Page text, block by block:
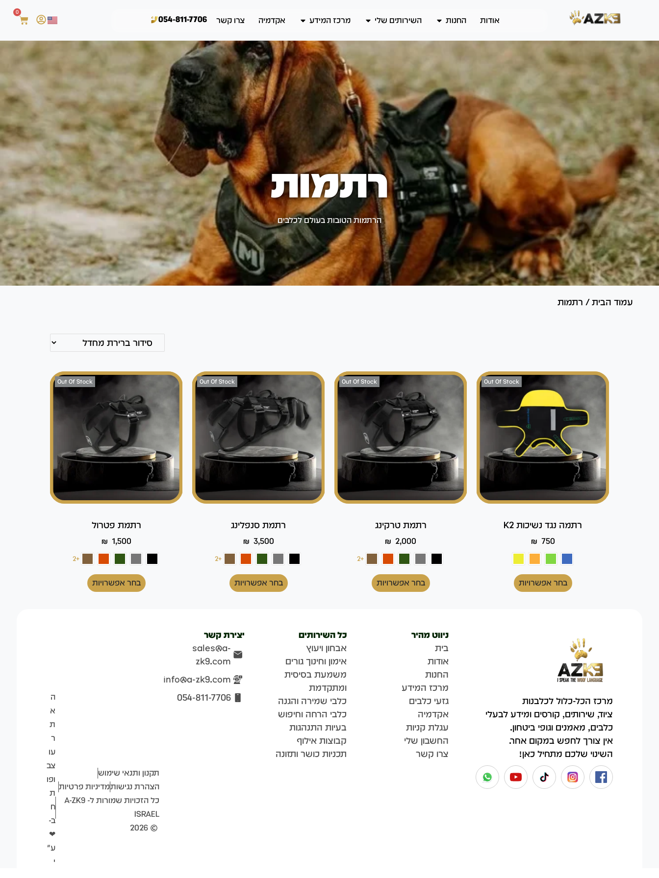
אודות החנות השירותים שלי מרכז המידע אקדמיה צרו קשר 054-811-7706
0
רתמות
הרתמות הטובות בעולם לכלבים
עמוד הבית / רתמות
Out Of Stock
רתמה נגד נשיכות K2
₪ 750
בחר אפשרויות
Out Of Stock
רתמת טרקינג
₪ 2,000
+2
בחר אפשרויות
Out Of Stock
רתמת סנפלינג
₪ 3,500
+2
בחר אפשרויות
Out Of Stock
רתמת פטרול
₪ 1,500
+2
בחר אפשרויות
מרכז הכל-כלול לכלבנות
ציוד, שירותים, קורסים ומידע לבעלי
כלבים, מאמנים וגופי ביטחון.
אין צורך לחפש במקום אחר.
השינוי שלכם מתחיל כאן!
ניווט מהיר
בית
אודות
החנות
מרכז המידע
גזעי כלבים
אקדמיה
עגלת קניות
החשבון שלי
צרו קשר
כל השירותים
אבחון ויעוץ
אימון וחינוך גורים
משמעת בסיסית
ומתקדמת
כלבי שמירה והגנה
כלבי הרחה וחיפוש
בעיות התנהגות
קבוצות אילוף
תכניות כושר ותזונה
יצירת קשר
sales@a-
zk9.com
info@a-zk9.com
054-811-7706
תקנון ותנאי שימוש
הצהרת נגישותמדיניות פרטיות
כל הזכויות שמורות ל- A-ZK9
ISRAEL
2026
ה
א
ת
ר
עו
צב
ופו
ת
ח
ב-
❤
ע"
י